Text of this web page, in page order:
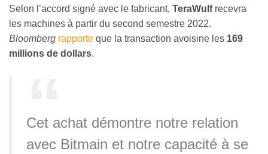
Selon l’accord signé avec le fabricant, TeraWulfrecevra
les machines à partir du second semestre 2022.
Bloomberg rapporte que la transaction avoisine les 169
millions de dollars.
Cet achat démontre notre relation
avec Bitmain et notre capacité à se